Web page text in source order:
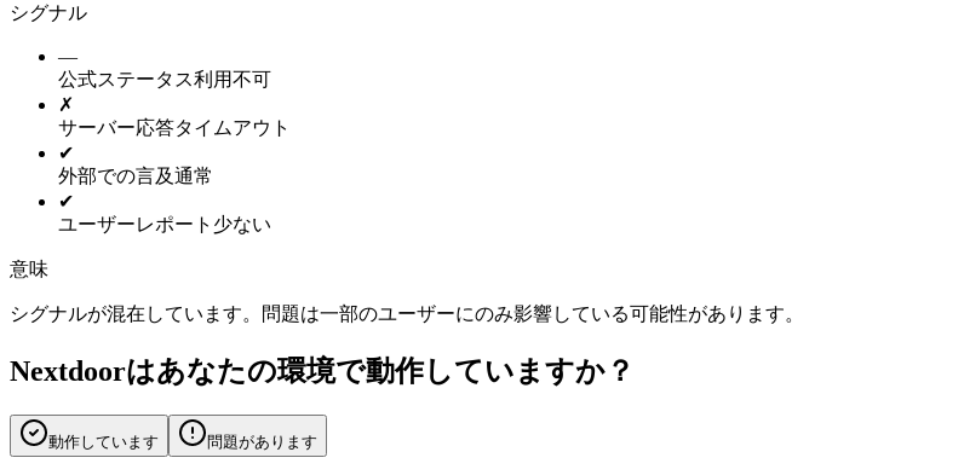
シグナル
—
公式ステータス利用不可
✗
サーバー応答タイムアウト
✔
外部での言及通常
✔
ユーザーレポート 少ない
意味
シグナルが混在しています。問題は一部のユーザーにのみ影響している可能性があります。
Nextdoorはあなたの環境で動作していますか？
動作しています 問題があります